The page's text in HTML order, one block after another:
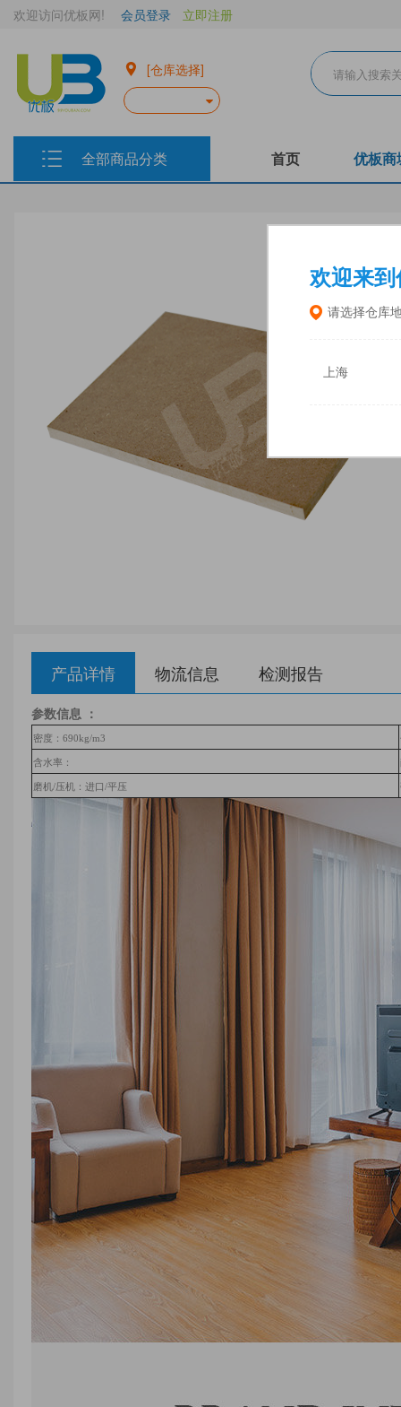
欢迎来到
请选择仓库
上海
欢迎访问优板网! 会员登录 立即注册
[仓库选择]
全部商品分类 首页 优板商
产品详情 物流信息 检测报告
参数信息 ：
密度：690kg/m3
含水率：
磨机/压机：进口/平压